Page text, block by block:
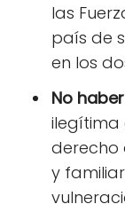
las
país de
en los
No
ilegítima
derecho
y